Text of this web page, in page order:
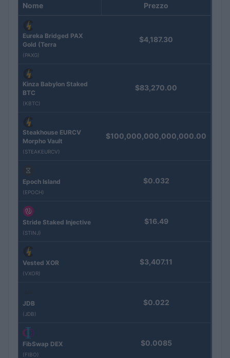
Nome Prezzo
Eureka Bridged PAX
Gold (Terra
(PAXG)
$4,187.30
Kinza Babylon Staked
BTC
(KBTC)
$83,270.00
Steakhouse EURCV
Morpho Vault
(STEAKEURCV)
$100,000,000,000,000.00
Epoch Island
(EPOCH)
$0.032
Stride Staked Injective
(STINJ)
$16.49
Vested XOR
(VXOR)
$3,407.11
JDB
(JDB)
$0.022
FibSwap DEX
(FIBO)
$0.0085